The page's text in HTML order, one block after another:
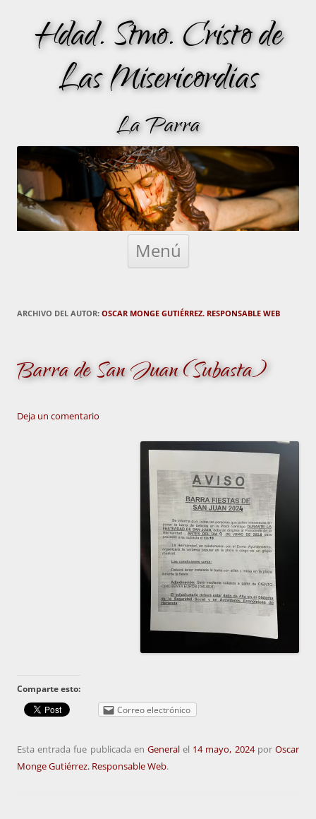
Hdad. Stmo. Cristo de
Las Misericordias
La Parra
Menú
Saltar
ARCHIVO DEL AUTOR: OSCAR MONGE GUTIÉRREZ. RESPONSABLE WEB
Barra de San Juan (Subasta)
Deja un comentario
Comparte esto:
Correo electrónico
Esta entrada fue publicada en Generalel 14 mayo, 2024porOscar
Monge Gutiérrez. Responsable Web.